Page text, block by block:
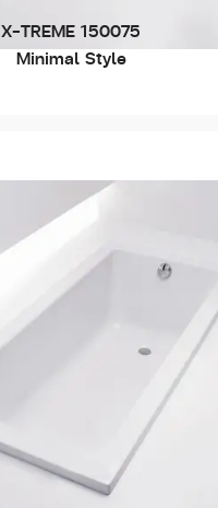
X-TREME 150075
Minimal Style